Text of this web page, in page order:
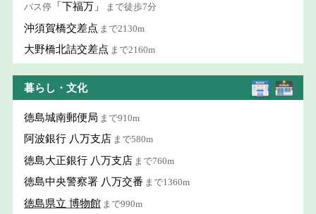
バス停 「下福万」 まで徒歩7分
沖須賀橋交差点 まで2130m
大野橋北詰交差点 まで2160m
暮らし・文化
徳島城南郵便局 まで910m
阿波銀行 八万支店 まで580m
徳島大正銀行 八万支店 まで760m
徳島中央警察署 八万交番 まで1360m
徳島県立 博物館 まで990m